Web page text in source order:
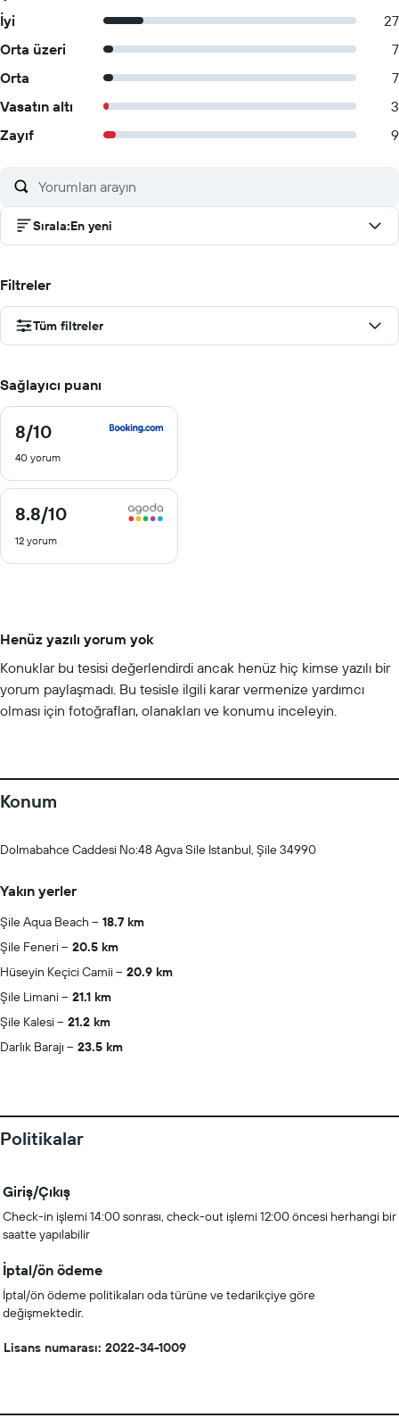
İyi
27
Orta üzeri
7
Orta
7
Vasatın altı
3
Zayıf
9
Sırala:En yeni
Filtreler
Tüm filtreler
Sağlayıcı puanı
8/10
8
10
40 yorum
8.8/10
8.8
10
12 yorum
Henüz yazılı yorum yok
Konuklar bu tesisi değerlendirdi ancak henüz hiç kimse yazılı bir
yorum paylaşmadı. Bu tesisle ilgili karar vermenize yardımcı
olması için fotoğrafları, olanakları ve konumu inceleyin.
Konum
Dolmabahce Caddesi No:48 Agva Sile Istanbul, Şile 34990
Yakın yerler
Şile Aqua Beach
18.7 km
Şile Feneri
20.5 km
Hüseyin Keçici Camii
20.9 km
Şile Limani
21.1 km
Şile Kalesi
21.2 km
Darlık Barajı
23.5 km
Politikalar
Giriş/Çıkış
Check-in işlemi 14:00 sonrası, check-out işlemi 12:00 öncesi herhangi bir
saatte yapılabilir
İptal/ön ödeme
İptal/ön ödeme politikaları oda türüne ve tedarikçiye göre
değişmektedir.
Lisans numarası: 2022-34-1009